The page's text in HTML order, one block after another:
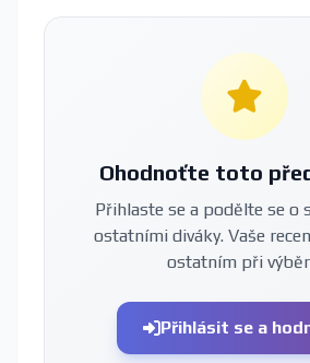
Ohodnoťte toto
Přihlaste se a podělte se o
ostatními diváky. Vaše
ostatním při
Přihlásit se a